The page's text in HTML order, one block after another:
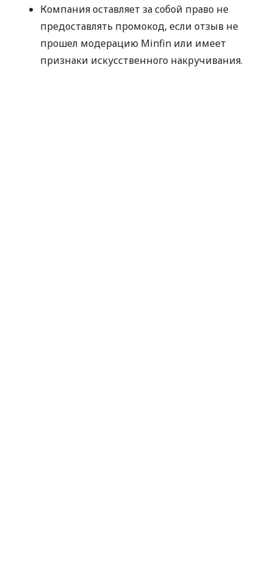
Компания оставляет за собой право не
предоставлять промокод, если отзыв не
прошел модерацию Minfin или имеет
признаки искусственного накручивания.